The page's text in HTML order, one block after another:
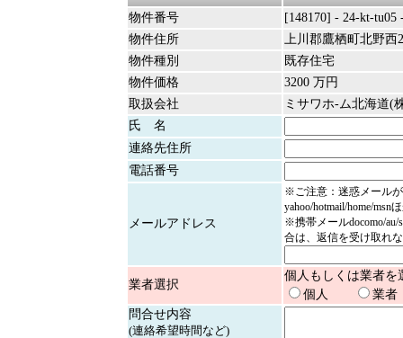
物件番号
[148170] - 24-kt-tu05
物件住所
上川郡鷹栖町北野西
物件種別
既存住宅
物件価格
3200 万円
取扱会社
ミサワホ-ム北海道(
氏 名
連絡先住所
電話番号
メールアドレス
※ご注意：迷惑メール
yahoo/hotmail/home/msn
※携帯メールdocomo/au/
合は、返信を受け取れ
業者選択
個人もしくは業者を
個人
業者
問合せ内容
(連絡希望時間など)